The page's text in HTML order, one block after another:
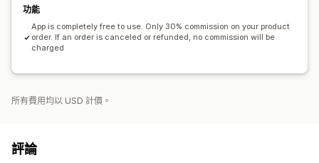
功能
App is completely free to use. Only 30% commission on your product
order. If an order is canceled or refunded, no commission will be
charged
所有費用均以 USD 計價。
評論